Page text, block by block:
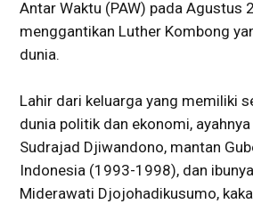
Antar Waktu (PAW) pada Agustus
menggantikan Luther Kombong
dunia.
Lahir dari keluarga yang memiliki
dunia politik dan ekonomi,
Sudrajad Djiwandono, mantan
Indonesia (1993-1998), dan
Miderawati Djojohadikusumo,